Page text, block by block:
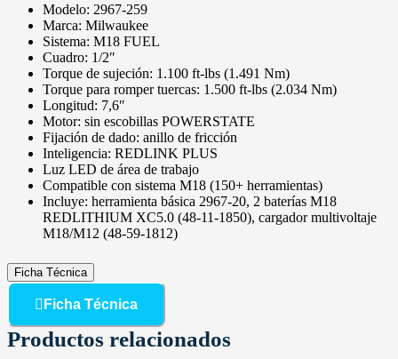
Modelo: 2967-259
Marca: Milwaukee
Sistema: M18 FUEL
Cuadro: 1/2″
Torque de sujeción: 1.100 ft-lbs (1.491 Nm)
Torque para romper tuercas: 1.500 ft-lbs (2.034 Nm)
Longitud: 7,6″
Motor: sin escobillas POWERSTATE
Fijación de dado: anillo de fricción
Inteligencia: REDLINK PLUS
Luz LED de área de trabajo
Compatible con sistema M18 (150+ herramientas)
Incluye: herramienta básica 2967-20, 2 baterías M18
REDLITHIUM XC5.0 (48-11-1850), cargador multivoltaje
M18/M12 (48-59-1812)
Ficha Técnica
Ficha Técnica
Productos relacionados